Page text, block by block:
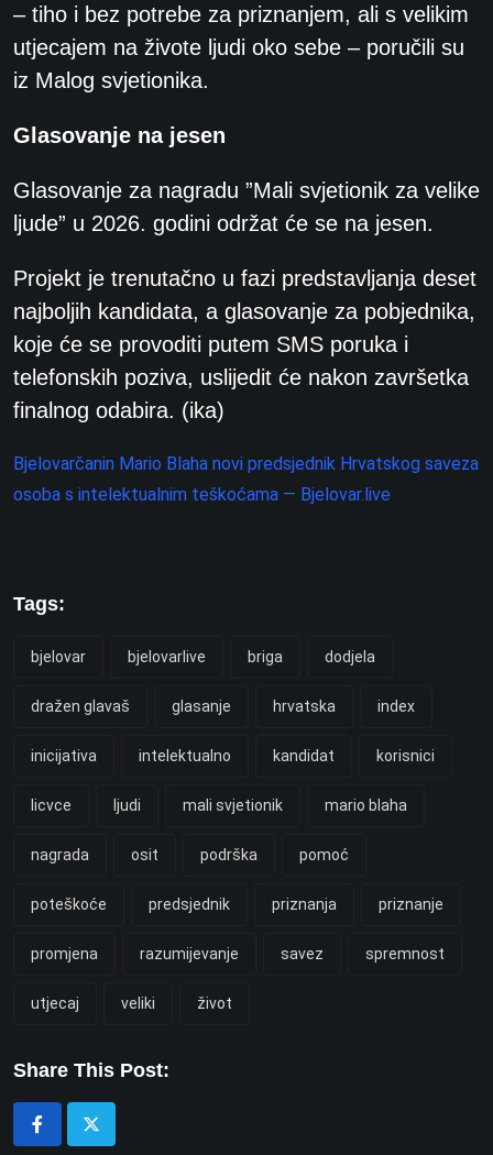
– tiho i bez potrebe za priznanjem, ali s velikim
utjecajem na živote ljudi oko sebe – poručili su
iz Malog svjetionika.
Glasovanje na jesen
Glasovanje za nagradu ”Mali svjetionik za velike
ljude” u 2026. godini održat će se na jesen.
Projekt je trenutačno u fazi predstavljanja deset
najboljih kandidata, a glasovanje za pobjednika,
koje će se provoditi putem SMS poruka i
telefonskih poziva, uslijedit će nakon završetka
finalnog odabira. (ika)
Bjelovarčanin Mario Blaha novi predsjednik Hrvatskog saveza
osoba s intelektualnim teškoćama — Bjelovar.live
Tags:
bjelovar bjelovarlive briga dodjela
dražen glavaš glasanje hrvatska index
inicijativa intelektualno kandidat korisnici
licvce ljudi mali svjetionik mario blaha
nagrada osit podrška pomoć
poteškoće predsjednik priznanja priznanje
promjena razumijevanje savez spremnost
utjecaj veliki život
Share This Post: